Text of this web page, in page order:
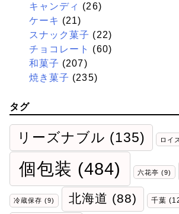
キャンディ (26)
ケーキ (21)
スナック菓子 (22)
チョコレート
(60)
和菓子 (207)
焼き菓子 (235)
タグ
リーズナブル (135) ロイ
個包装 (484) 六花亭 (9)
冷蔵保存 (9) 北海道 (88) 千葉